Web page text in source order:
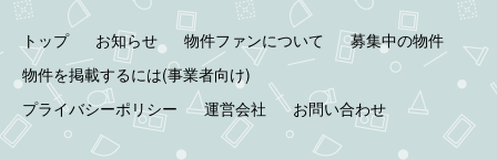
トップ お知らせ 物件ファンについて
募集中の物件
物件を掲載するには(事業者向け)
プライバシーポリシー
運営会社 お問い合わせ